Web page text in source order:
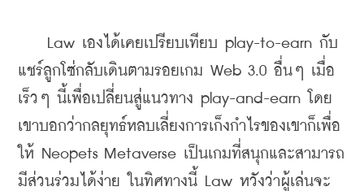
Law เองได้เคยเปรียบเทียบ play-to-earn กับ
แชร์ลูกโซ่กลับเดินตามรอยเกม Web 3.0 อื่นๆ เมื่อ
เร็วๆ นี้เพื่อเปลี่ยนสู่แนวทาง play-and-earn โดย
เขาบอกว่ากลยุทธ์หลบเลี่ยงการเก็งกำไรของเขาก็เพื่อ
ให้ Neopets Metaverse เป็นเกมที่สนุกและสามารถ
มีส่วนร่วมได้ง่าย ในทิศทางนี้ Law หวังว่าผู้เล่นจะ